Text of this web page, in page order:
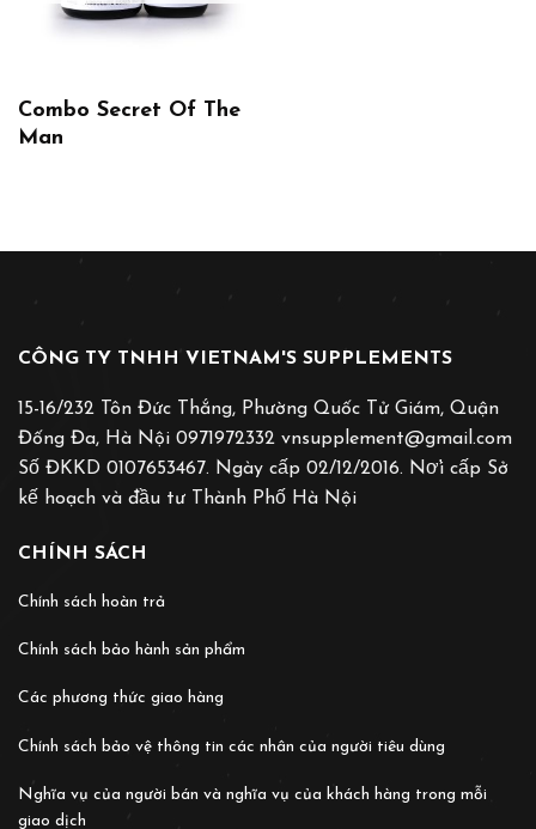
Combo Secret Of The
Man
CÔNG TY TNHH VIETNAM'S SUPPLEMENTS
15-16/232 Tôn Đức Thắng, Phường Quốc Tử Giám, Quận
Đống Đa, Hà Nội 0971972332 vnsupplement@gmail.com
Số ĐKKD 0107653467. Ngày cấp 02/12/2016. Nơ̛i cấp Sở
kế hoạch và đầu tư Thành Phố Hà Nội
CHÍNH SÁCH
Chính sách hoàn trả
Chính sách bảo hành sản phẩm
Các phương thức giao hàng
Chính sách bảo vệ thông tin các nhân của người tiêu dùng
Nghĩa vụ của người bán và nghĩa vụ của khách hàng trong mỗi
giao dịch